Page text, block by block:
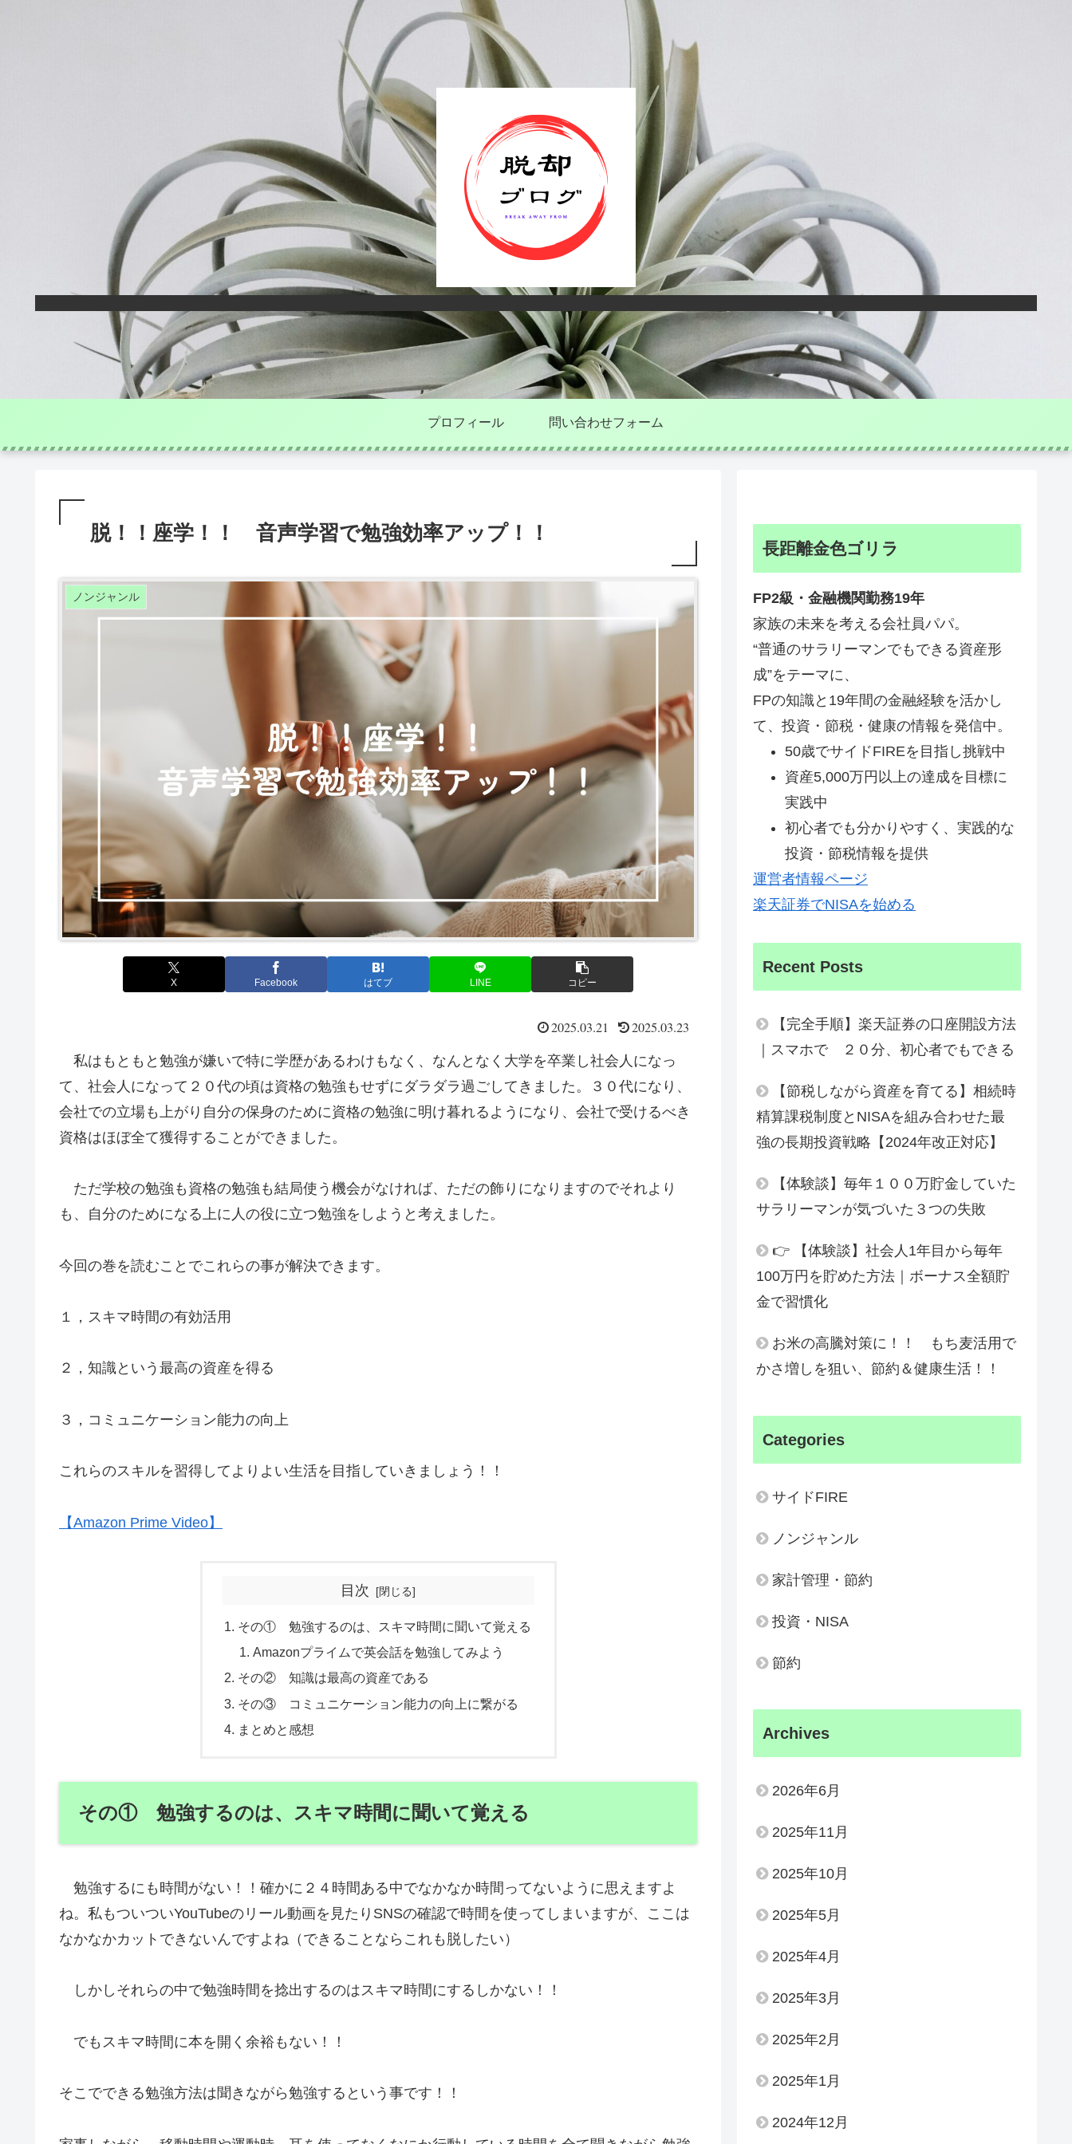
プロフィール 問い合わせフォーム
脱！！座学！！ 音声学習で勉強効率アップ！！
ノンジャンル
X Facebook はてブ LINE コピー
2025.03.21 2025.03.23
私はもともと勉強が嫌いで特に学歴があるわけもなく、なんとなく大学を卒業し社会人になっ
て、社会人になって２０代の頃は資格の勉強もせずにダラダラ過ごしてきました。３０代になり、
会社での立場も上がり自分の保身のために資格の勉強に明け暮れるようになり、会社で受けるべき
資格はほぼ全て獲得することができました。
ただ学校の勉強も資格の勉強も結局使う機会がなければ、ただの飾りになりますのでそれより
も、自分のためになる上に人の役に立つ勉強をしようと考えました。
今回の巻を読むことでこれらの事が解決できます。
１，スキマ時間の有効活用
２，知識という最高の資産を得る
３，コミュニケーション能力の向上
これらのスキルを習得してよりよい生活を目指していきましょう！！
【Amazon Prime Video】
目次
その① 勉強するのは、スキマ時間に聞いて覚える
Amazonプライムで英会話を勉強してみよう
その② 知識は最高の資産である
その③ コミュニケーション能力の向上に繋がる
まとめと感想
その① 勉強するのは、スキマ時間に聞いて覚える
勉強するにも時間がない！！確かに２４時間ある中でなかなか時間ってないように思えますよ
ね。私もついついYouTubeのリール動画を見たりSNSの確認で時間を使ってしまいますが、ここは
なかなかカットできないんですよね（できることならこれも脱したい）
しかしそれらの中で勉強時間を捻出するのはスキマ時間にするしかない！！
でもスキマ時間に本を開く余裕もない！！
そこでできる勉強方法は聞きながら勉強するという事です！！
長距離金色ゴリラ
FP2級・金融機関勤務19年
家族の未来を考える会社員パパ。
“普通のサラリーマンでもできる資産形
成”をテーマに、
FPの知識と19年間の金融経験を活かし
て、投資・節税・健康の情報を発信中。
50歳でサイドFIREを目指し挑戦中
資産5,000万円以上の達成を目標に
実践中
初心者でも分かりやすく、実践的な
投資・節税情報を提供
運営者情報ページ
楽天証券でNISAを始める
Recent Posts
【完全手順】楽天証券の口座開設方法
｜スマホで ２０分、初心者でもできる
【節税しながら資産を育てる】相続時
精算課税制度とNISAを組み合わせた最
強の長期投資戦略【2024年改正対応】
【体験談】毎年１００万貯金していた
サラリーマンが気づいた３つの失敗
👉 【体験談】社会人1年目から毎年
100万円を貯めた方法｜ボーナス全額貯
金で習慣化
お米の高騰対策に！！ もち麦活用で
かさ増しを狙い、節約＆健康生活！！
Categories
サイドFIRE
ノンジャンル
家計管理・節約
投資・NISA
節約
Archives
2026年6月
2025年11月
2025年10月
2025年5月
2025年4月
2025年3月
2025年2月
2025年1月
2024年12月